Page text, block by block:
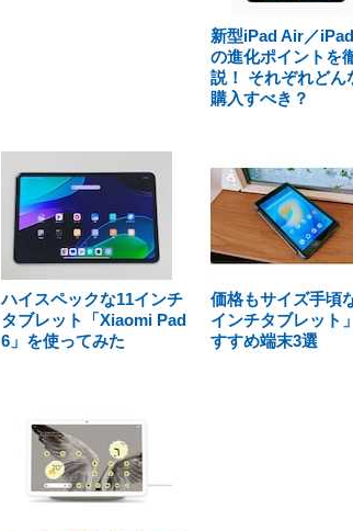
新型iPad Air／
の進化ポイントを
説！ それぞれどん
購入すべき？
ハイスペックな11インチ
タブレット「Xiaomi Pad
6」を使ってみた
価格もサイズ手頃
インチタブレット
すすめ端末3選